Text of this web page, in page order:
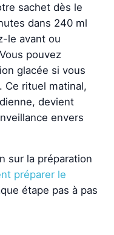
sachet dès le
dans 240 ml
le avant ou
pouvez
glacée si vous
Ce rituel matinal,
devient
envers
sur la préparation
préparer le
étape pas à pas